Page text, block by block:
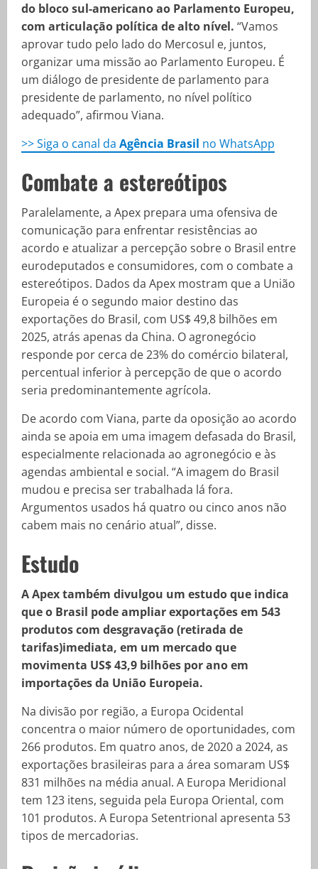
do bloco sul-americano ao Parlamento Europeu,
com articulação política de alto nível. “Vamos
aprovar tudo pelo lado do Mercosul e, juntos,
organizar uma missão ao Parlamento Europeu. É
um diálogo de presidente de parlamento para
presidente de parlamento, no nível político
adequado”, afirmou Viana.
>> Siga o canal da Agência Brasil no WhatsApp
Combate a estereótipos
Paralelamente, a Apex prepara uma ofensiva de
comunicação para enfrentar resistências ao
acordo e atualizar a percepção sobre o Brasil entre
eurodeputados e consumidores, com o combate a
estereótipos. Dados da Apex mostram que a União
Europeia é o segundo maior destino das
exportações do Brasil, com US$ 49,8 bilhões em
2025, atrás apenas da China. O agronegócio
responde por cerca de 23% do comércio bilateral,
percentual inferior à percepção de que o acordo
seria predominantemente agrícola.
De acordo com Viana, parte da oposição ao acordo
ainda se apoia em uma imagem defasada do Brasil,
especialmente relacionada ao agronegócio e às
agendas ambiental e social. “A imagem do Brasil
mudou e precisa ser trabalhada lá fora.
Argumentos usados há quatro ou cinco anos não
cabem mais no cenário atual”, disse.
Estudo
A Apex também divulgou um estudo que indica
que o Brasil pode ampliar exportações em 543
produtos com desgravação (retirada de
tarifas)imediata, em um mercado que
movimenta US$ 43,9 bilhões por ano em
importações da União Europeia.
Na divisão por região, a Europa Ocidental
concentra o maior número de oportunidades, com
266 produtos. Em quatro anos, de 2020 a 2024, as
exportações brasileiras para a área somaram US$
831 milhões na média anual. A Europa Meridional
tem 123 itens, seguida pela Europa Oriental, com
101 produtos. A Europa Setentrional apresenta 53
tipos de mercadorias.